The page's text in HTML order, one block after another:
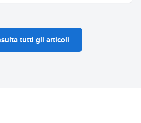
tutti gli articoli